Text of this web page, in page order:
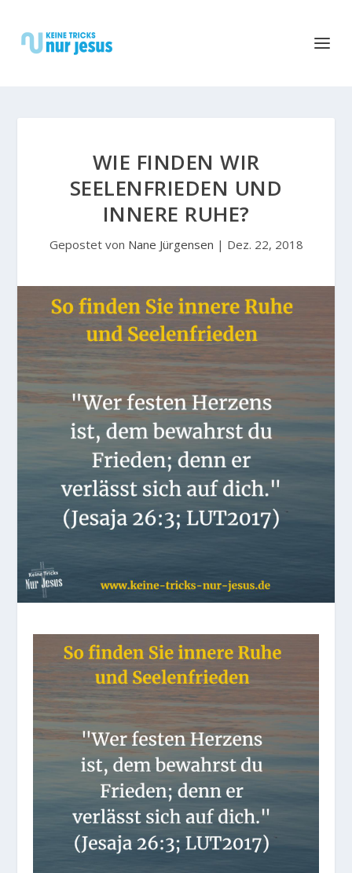
WIE FINDEN WIR
SEELENFRIEDEN UND
INNERE RUHE?
Gepostet von Nane Jürgensen | Dez. 22, 2018